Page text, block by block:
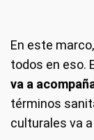
En este
todos en eso.
va a
términos
culturales va